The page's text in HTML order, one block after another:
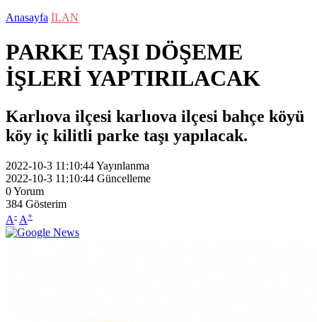
Anasayfa İLAN
PARKE TAŞI DÖŞEME
İŞLERİ YAPTIRILACAK
Karlıova ilçesi karlıova ilçesi bahçe köyü
köy iç kilitli parke taşı yapılacak.
2022-10-3 11:10:44Yayınlanma
2022-10-3 11:10:44 Güncelleme
0Yorum
384 Gösterim
A- A+